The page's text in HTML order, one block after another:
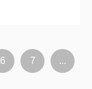
6 7 ...